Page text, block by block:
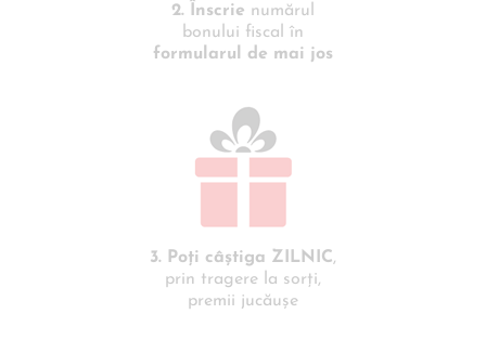
2. Înscrie numărul
bonului fiscal în
formularul de mai jos
3. Poţi câştiga ZILNIC,
prin tragere la sorţi,
premii jucăușe